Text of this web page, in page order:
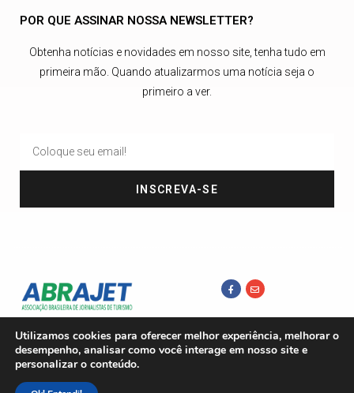
POR QUE ASSINAR NOSSA NEWSLETTER?
Obtenha notícias e novidades em nosso site, tenha tudo em
primeira mão. Quando atualizarmos uma notícia seja o
primeiro a ver.
INSCREVA-SE
Utilizamos cookies para oferecer melhor experiência, melhorar o
desempenho, analisar como você interage em nosso site e
personalizar o conteúdo.